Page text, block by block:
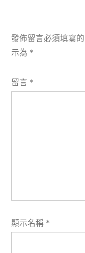
發佈留言必須填寫
示為 *
留言 *
顯示名稱 *